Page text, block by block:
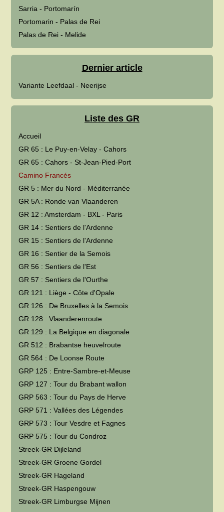
Sarria - Portomarín
Portomarin - Palas de Rei
Palas de Rei - Melide
Dernier article
Variante Leefdaal - Neerijse
Liste des GR
Accueil
GR 65 : Le Puy-en-Velay - Cahors
GR 65 : Cahors - St-Jean-Pied-Port
Camino Francés
GR 5 : Mer du Nord - Méditerranée
GR 5A : Ronde van Vlaanderen
GR 12 : Amsterdam - BXL - Paris
GR 14 : Sentiers de l'Ardenne
GR 15 : Sentiers de l'Ardenne
GR 16 : Sentier de la Semois
GR 56 : Sentiers de l'Est
GR 57 : Sentiers de l'Ourthe
GR 121 : Liège - Côte d'Opale
GR 126 : De Bruxelles à la Semois
GR 128 : Vlaanderenroute
GR 129 : La Belgique en diagonale
GR 512 : Brabantse heuvelroute
GR 564 : De Loonse Route
GRP 125 : Entre-Sambre-et-Meuse
GRP 127 : Tour du Brabant wallon
GRP 563 : Tour du Pays de Herve
GRP 571 : Vallées des Légendes
GRP 573 : Tour Vesdre et Fagnes
GRP 575 : Tour du Condroz
Streek-GR Dijleland
Streek-GR Groene Gordel
Streek-GR Hageland
Streek-GR Haspengouw
Streek-GR Limburgse Mijnen